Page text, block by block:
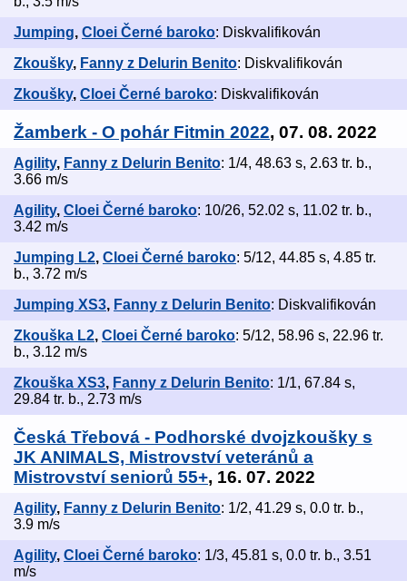
Jumping, Cloei Černé baroko: Diskvalifikován
Zkoušky, Fanny z Delurin Benito: Diskvalifikován
Zkoušky, Cloei Černé baroko: Diskvalifikován
Žamberk - O pohár Fitmin 2022, 07. 08. 2022
Agility, Fanny z Delurin Benito: 1/4, 48.63 s, 2.63 tr. b.,
3.66 m/s
Agility, Cloei Černé baroko: 10/26, 52.02 s, 11.02 tr. b.,
3.42 m/s
Jumping L2, Cloei Černé baroko: 5/12, 44.85 s, 4.85 tr.
b., 3.72 m/s
Jumping XS3, Fanny z Delurin Benito: Diskvalifikován
Zkouška L2, Cloei Černé baroko: 5/12, 58.96 s, 22.96 tr.
b., 3.12 m/s
Zkouška XS3, Fanny z Delurin Benito: 1/1, 67.84 s,
29.84 tr. b., 2.73 m/s
Česká Třebová - Podhorské dvojzkoušky s
JK ANIMALS, Mistrovství veteránů a
Mistrovství seniorů 55+, 16. 07. 2022
Agility, Fanny z Delurin Benito: 1/2, 41.29 s, 0.0 tr. b.,
3.9 m/s
Agility, Cloei Černé baroko: 1/3, 45.81 s, 0.0 tr. b., 3.51
m/s